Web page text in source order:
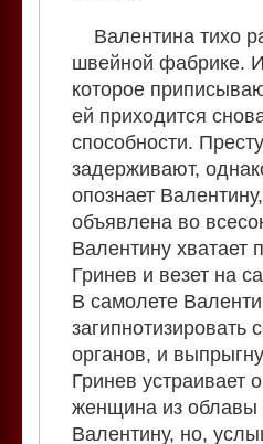
Валентина тихо
швейной фабрике.
которое
ей приходится
способности.
задерживают,
опознает
объявлена во
Валентину хватает
Гринев и везет на
В самолете
загипнотизировать
органов, и
Гринев устраивает
женщина из облавы
Валентину, но,